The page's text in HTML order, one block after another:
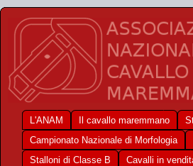
L'ANAM Il cavallo maremmano
Campionato Nazionale di Morfologia
Stalloni di Classe B
Cavalli in